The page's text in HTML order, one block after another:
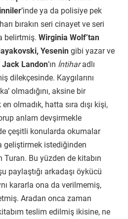
’inde ya da polisiye pek
bırakın seri cinayet ve seri
belirtmiş. Wirginia Wolf’tan
Yesenin gibi yazar ve
Jack Landon’ın İntiharadlı
dilekçesinde. Kaygılarını
olmadığını, aksine bir
olmadık, hatta sıra dışı kişi,
anlam devşirmekle
çeşitli konularda okumalar
geliştirmek istediğinden
Bu yüzden de kitabın
paylaştığı arkadaşı öykücü
kararla ona da verilmemiş,
Aradan onca zaman
teslim edilmiş ikisine, ne